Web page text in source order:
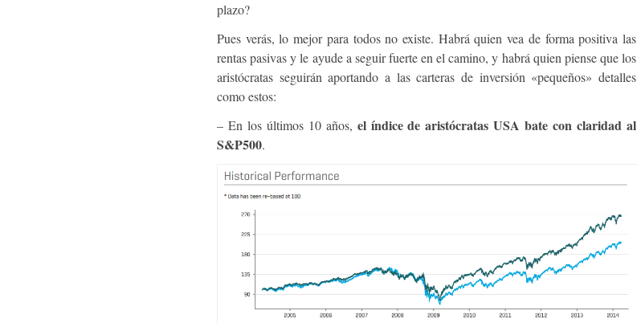
plazo?
Pues verás, lo mejor para todos no existe. Habrá quien vea de forma positiva las
rentas pasivas y le ayude a seguir fuerte en el camino, y habrá quien piense que los
aristócratas seguirán aportando a las carteras de inversión «pequeños» detalles
como estos:
– En los últimos 10 años, el índice de aristócratas USA bate con claridad al
S&P500.